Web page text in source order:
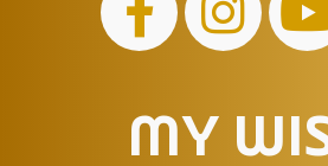
MY